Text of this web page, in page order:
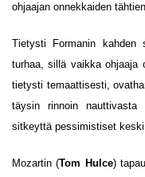
ohjaajan onnekkaiden
Tietysti Formanin kahden
turhaa, sillä vaikka ohjaaja
tietysti temaattisesti,
täysin rinnoin nauttivasta
sitkeyttä pessimistiset
Mozartin (Tom Hulce)